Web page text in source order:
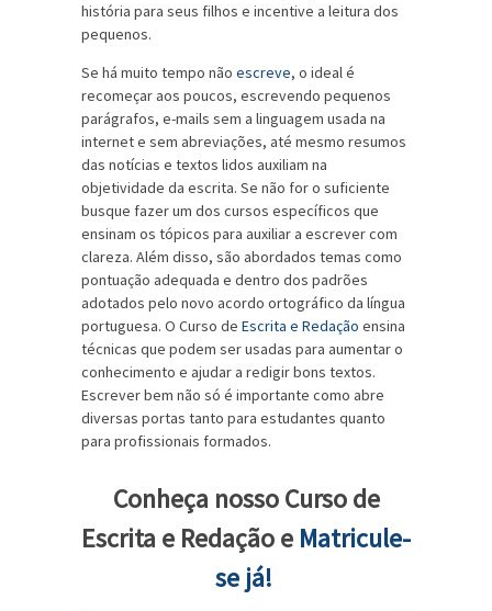
história para seus filhos e incentive a leitura dos
pequenos.
Se há muito tempo não escreve, o ideal é
recomeçar aos poucos, escrevendo pequenos
parágrafos, e-mails sem a linguagem usada na
internet e sem abreviações, até mesmo resumos
das notícias e textos lidos auxiliam na
objetividade da escrita. Se não for o suficiente
busque fazer um dos cursos específicos que
ensinam os tópicos para auxiliar a escrever com
clareza. Além disso, são abordados temas como
pontuação adequada e dentro dos padrões
adotados pelo novo acordo ortográfico da língua
portuguesa. O Curso de Escrita e Redação ensina
técnicas que podem ser usadas para aumentar o
conhecimento e ajudar a redigir bons textos.
Escrever bem não só é importante como abre
diversas portas tanto para estudantes quanto
para profissionais formados.
Conheça nosso Curso de
Escrita e Redação e Matricule-
se já!